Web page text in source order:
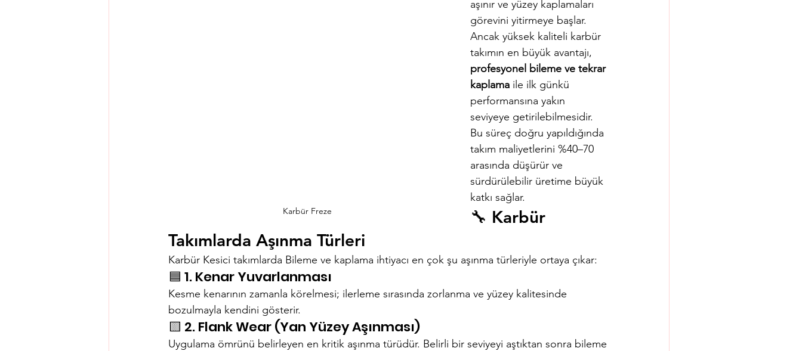
Karbür Freze
aşınır ve yüzey kaplamaları
görevini yitirmeye başlar.
Ancak yüksek kaliteli karbür
takımın en büyük avantajı,
profesyonel bileme ve tekrar
kaplama ile ilk günkü
performansına yakın
seviyeye getirilebilmesidir.
Bu süreç doğru yapıldığında
takım maliyetlerini %40–70
arasında düşürür ve
sürdürülebilir üretime büyük
katkı sağlar.
🔧 Karbür
Takımlarda Aşınma Türleri
Karbür Kesici takımlarda Bileme ve kaplama ihtiyacı en çok şu aşınma türleriyle ortaya çıkar:
🟦 1. Kenar Yuvarlanması
Kesme kenarının zamanla körelmesi; ilerleme sırasında zorlanma ve yüzey kalitesinde
bozulmayla kendini gösterir.
🟨 2. Flank Wear (Yan Yüzey Aşınması)
Uygulama ömrünü belirleyen en kritik aşınma türüdür. Belirli bir seviyeyi aştıktan sonra bileme